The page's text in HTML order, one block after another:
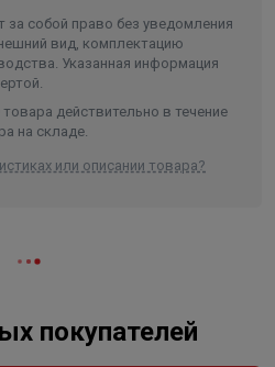
-20 °C
-10 °C до +50 °C
450 мм
за собой право без уведомления
вид, комплектацию
Указанная информация
действительно в течение
на складе.
или описании товара?
покупателей